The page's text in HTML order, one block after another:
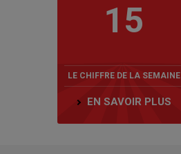
15
LE CHIFFRE DE LA SEMAINE
EN SAVOIR PLUS